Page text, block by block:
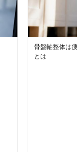
骨盤軸整体は
とは